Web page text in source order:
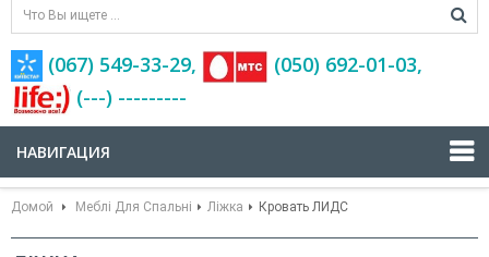
(067) 549-33-29,
(‎050) 692-01-03,
(---) ---------
НАВИГАЦИЯ
Домой Меблі Для Спальні Ліжка Кровать ЛИДС